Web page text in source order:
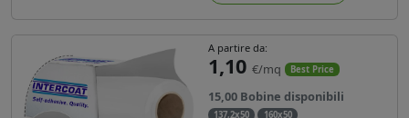
A partire da:
1,10 €/mq Best Price
15,00 Bobine disponibili
137,2x50 160x50